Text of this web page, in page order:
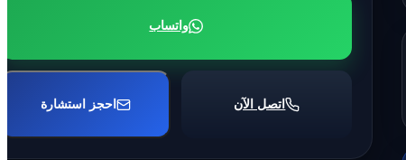
واتساب
اتصل الآن احجز استشارة